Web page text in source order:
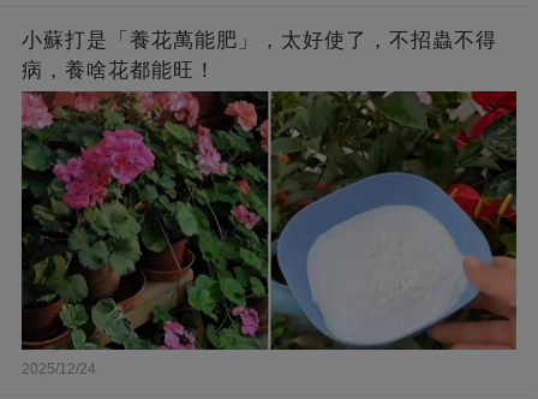
小蘇打是「養花萬能肥」，太好使了，不招蟲不得
病，養啥花都能旺！
2025/12/24